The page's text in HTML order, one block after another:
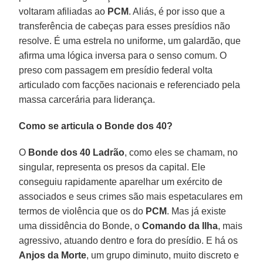
voltaram afiliadas ao PCM. Aliás, é por isso que a
transferência de cabeças para esses presídios não
resolve. É uma estrela no uniforme, um galardão, que
afirma uma lógica inversa para o senso comum. O
preso com passagem em presídio federal volta
articulado com facções nacionais e referenciado pela
massa carcerária para liderança.
Como se articula o Bonde dos 40?
O Bonde dos 40 Ladrão, como eles se chamam, no
singular, representa os presos da capital. Ele
conseguiu rapidamente aparelhar um exército de
associados e seus crimes são mais espetaculares em
termos de violência que os do PCM. Mas já existe
uma dissidência do Bonde, o Comando da Ilha, mais
agressivo, atuando dentro e fora do presídio. E há os
Anjos da Morte, um grupo diminuto, muito discreto e